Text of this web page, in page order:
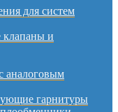
для систем
и
аналоговым
гарнитуры